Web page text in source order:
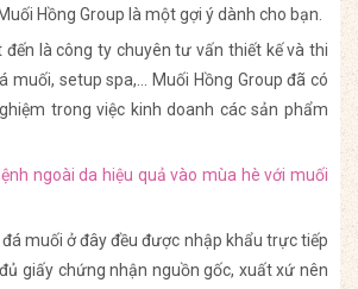
Hồng Group là một gợi ý dành cho bạn.
đến là công ty chuyên tư vấn thiết kế và thi
muối, setup spa,… Muối Hồng Group đã có
trong việc kinh doanh các sản phẩm
muối ở đây đều được nhập khẩu trực tiếp
giấy chứng nhận nguồn gốc, xuất xứ nên